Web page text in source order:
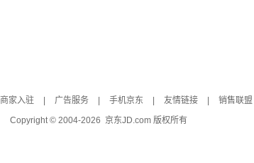
商家入驻 广告服务 手机京东 友情链接 销售联盟
Copyright © 2004-2026 京东JD.com 版权所有